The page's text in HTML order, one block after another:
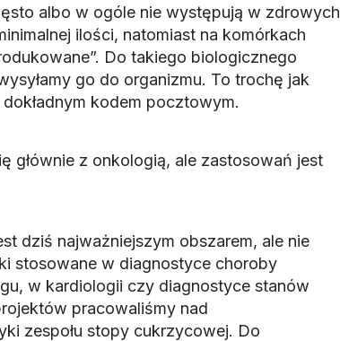
albo w ogóle nie występują w zdrowych
ilości, natomiast na komórkach
Do takiego biologicznego
go do organizmu. To trochę jak
kodem pocztowym.
głównie z onkologią, ale zastosowań jest
dziś najważniejszym obszarem, ale nie
stosowane w diagnostyce choroby
w kardiologii czy diagnostyce stanów
pracowaliśmy nad
zespołu stopy cukrzycowej. Do